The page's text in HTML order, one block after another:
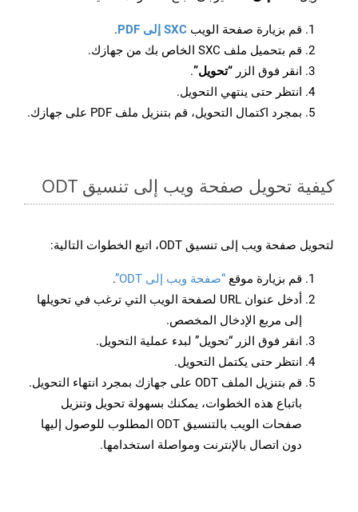
قم بزيارة صفحة الويب SXC إلى PDF
.
قم بتحميل ملف SXC الخاص بك من جهازك.
انقر فوق الزر “تحويل”.
انتظر حتى ينتهي التحويل.
بمجرد اكتمال التحويل، قم بتنزيل ملف PDF على جهازك.
كيفية تحويل صفحة ويب إلى تنسيق ODT
لتحويل صفحة ويب إلى تنسيق ODT، اتبع الخطوات التالية:
قم بزيارة موقع “صفحة ويب إلى ODT”
.
أدخل عنوان URL لصفحة الويب التي ترغب في تحويلها
إلى مربع الإدخال المخصص.
انقر فوق الزر “تحويل” لبدء عملية التحويل.
انتظر حتى يكتمل التحويل.
قم بتنزيل الملف ODT على جهازك بمجرد انتهاء التحويل.
باتباع هذه الخطوات، يمكنك بسهولة تحويل وتنزيل
صفحات الويب بالتنسيق ODT المطلوب للوصول إليها
دون اتصال بالإنترنت ومواصلة استخدامها.